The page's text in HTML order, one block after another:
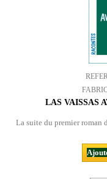
LAS VAISSAS
La suite du premier roman